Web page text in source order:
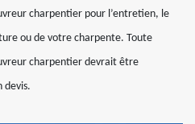
charpentier pour l’entretien, le
ou de votre charpente. Toute
charpentier devrait être
devis.